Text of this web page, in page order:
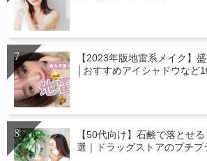
【2023年版地雷系メイク】
│おすすめアイシャドウなど
【50代向け】石鹸で落とせ
選｜ドラッグストアのプチプ